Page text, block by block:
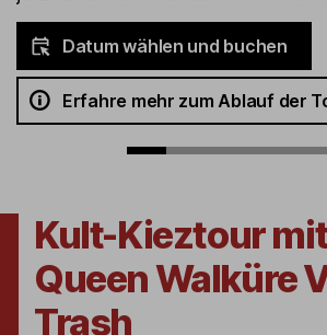
Datum wählen und buchen
Erfahre mehr zum Ablauf der
Kult-Kieztour
Queen Walküre
Trash